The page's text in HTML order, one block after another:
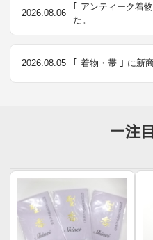
2026.08.06
｢ アンティーク着
た。
2026.08.05 ｢ 着物・帯 ｣ に新
ー注